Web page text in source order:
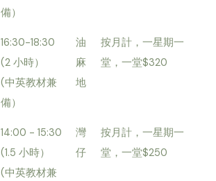
備）
16:30-18:30
(2 小時）
(中英教材兼
備）
油
麻
地
按月計，一星期一
堂，一堂$320
14:00 - 15:30
(1.5 小時）
(中英教材兼
灣
仔
按月計，一星期一
堂，一堂$250